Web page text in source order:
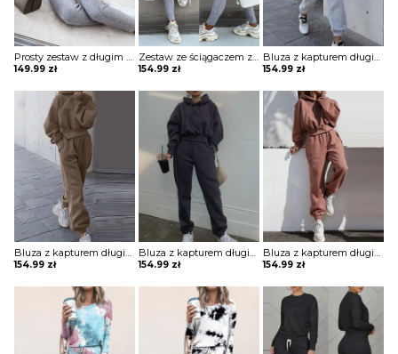
Prosty zestaw z długim rękawem i sznurkiem do spodni komplet Tatjana
149.99 zł
Zestaw ze ściągaczem z długim rękawem i wysokim stanem komplet Merel
154.99 zł
Bluza z kapturem długim rękawem i spodnie wysokim stanem prostą kieszenią komplet Pet
154.99 zł
Bluza z kapturem długim rękawem i spodnie wysokim stanem prostą kieszenią komplet Pet
154.99 zł
Bluza z kapturem długim rękawem i spodnie wysokim stanem prostą kieszenią komplet Pet
154.99 zł
Bluza z kapturem długim rękawem i spodnie wysokim stanem prostą kieszenią komplet Pet
154.99 zł